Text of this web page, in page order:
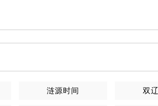
涟源时间 双辽